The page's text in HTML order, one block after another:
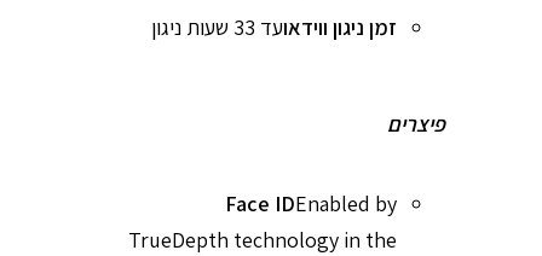
זמן ניגון ווידאועד 33 שעות ניגון
פיצרים
Face IDEnabled by
TrueDepth technology in the